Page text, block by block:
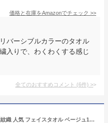
価格と在庫をAmazonでチェック >>
バーシブルカラーのタオル
入りで、わくわくする感じ
全てのおすすめコメント (6件) >
【あす楽】今治タオル 今治謹製紋織 人気 フェイスタオル ベージュ10 木箱 今治タオル日本製 ご挨拶 出産内祝い 結婚内祝い 出産祝い 結婚祝い お祝い お返し 香典返し 快気祝い お供え 誕生日 プレゼント ギフト お彼岸 お中元